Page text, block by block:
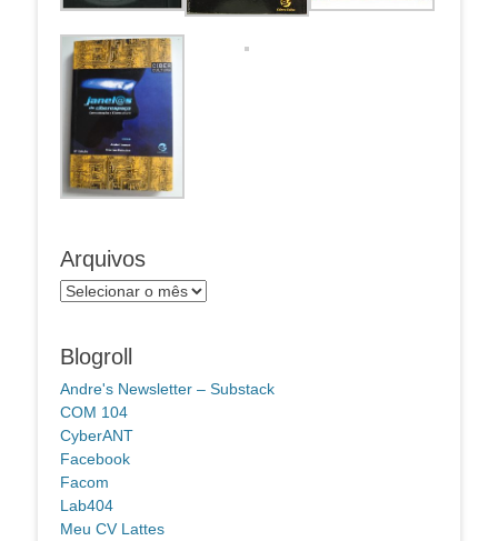
Arquivos
Arquivos
Blogroll
Andre's Newsletter – Substack
COM 104
CyberANT
Facebook
Facom
Lab404
Meu CV Lattes